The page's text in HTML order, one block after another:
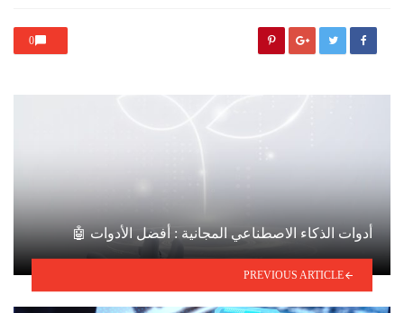
0
أدوات الذكاء الاصطناعي المجانية : أفضل الأدوات 🤖
PREVIOUS ARTICLE